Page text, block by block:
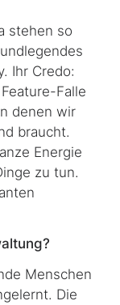
stehen so
Ihr Credo:
Falle
denen wir
braucht.
Energie
zu tun.
Menschen
Die